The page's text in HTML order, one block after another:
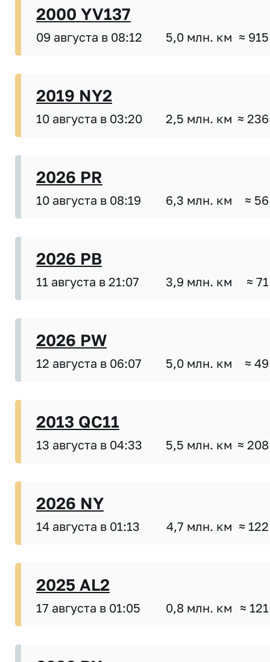
2000 YV137
09 августа в 08:12 5,0 млн. км ≈
2019 NY2
10 августа в 03:20 2,5 млн. км ≈
2026 PR
10 августа в 08:19 6,3 млн. км ≈
2026 PB
11 августа в 21:07 3,9 млн. км ≈
2026 PW
12 августа в 06:07 5,0 млн. км ≈
2013 QC11
13 августа в 04:33 5,5 млн. км ≈
2026 NY
14 августа в 01:13 4,7 млн. км ≈
2025 AL2
17 августа в 01:05 0,8 млн. км ≈